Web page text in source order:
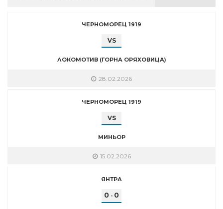
ЧЕРНОМОРЕЦ 1919
VS
ЛОКОМОТИВ (ГОРНА ОРЯХОВИЦА)
28.02.2026
ЧЕРНОМОРЕЦ 1919
VS
МИНЬОР
15.02.2026
ЯНТРА
0 - 0